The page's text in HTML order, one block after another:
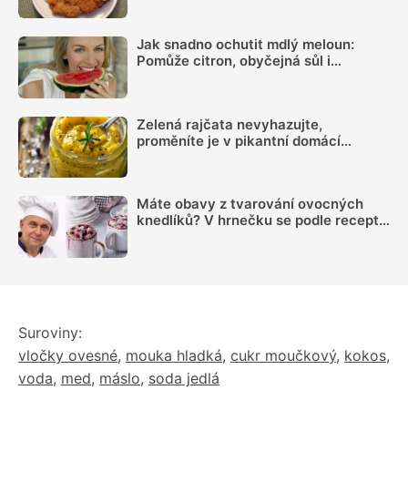
Jak snadno ochutit mdlý meloun:
Pomůže citron, obyčejná sůl i
Zelená rajčata nevyhazujte,
proměníte je v pikantní domácí
Máte obavy z tvarování ovocných
knedlíků? V hrnečku se podle receptu
Suroviny:
vločky ovesné, mouka hladká, cukr moučkový, kokos,
voda, med, máslo, soda jedlá